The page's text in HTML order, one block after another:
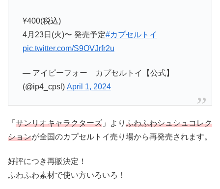
¥400(税込)
4月23日(火)〜 発売予定#カプセルトイ
pic.twitter.com/S9OVJrfr2u
— アイピーフォー カプセルトイ【公式】
(@ip4_cpsl) April 1, 2024
「 サンリオキャラクターズ 」より ふわふわシュシュコレク
ションが全国のカプセルトイ売り場から再発売されます。
好評につき再販決定！
ふわふわ素材で使い方いろいろ！